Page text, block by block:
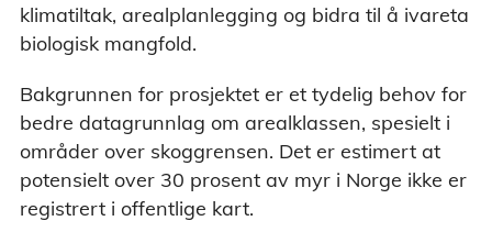
klimatiltak, arealplanlegging og bidra til å ivareta
biologisk mangfold.
Bakgrunnen for prosjektet er et tydelig behov for
bedre datagrunnlag om arealklassen, spesielt i
områder over skoggrensen. Det er estimert at
potensielt over 30 prosent av myr i Norge ikke er
registrert i offentlige kart.